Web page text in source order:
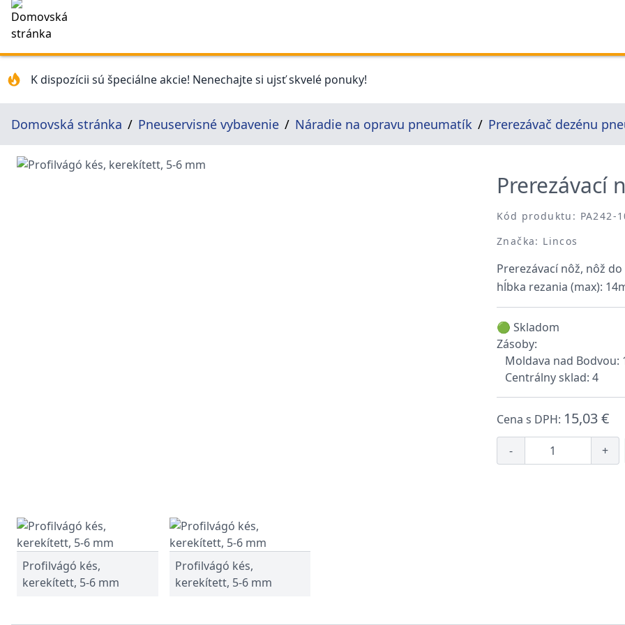
K dispozícii sú špeciálne akcie! Nenechajte si ujsť skvelé ponuky!
Domovská stránka Pneuservisné vybavenie Náradie na opravu pneumatík Prerezávač dezénu
Prerezávací
Kód produktu: PA242-
Značka: Lincos
Prerezávací nôž, nôž
hĺbka rezania (max):
🟢 Skladom
Zásoby:
Moldava nad Bodvou:
Centrálny sklad: 4
Cena s DPH: 15,03 €
- +
Profilvágó kés,
kerekített, 5-6 mm
Profilvágó kés,
kerekített, 5-6 mm